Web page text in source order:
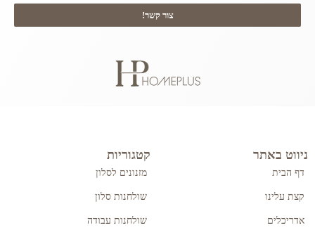
צור קשר!
ניווט באתר
דף הבית
קצת עלינו
אדריכלים
קטגוריות
מזנונים לסלון
שולחנות סלון
שולחנות עבודה